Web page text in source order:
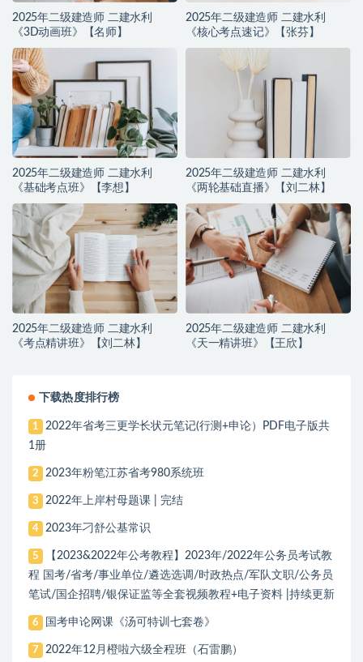
2025年二级建造师 二建水利
《3D动画班》【名师】
2025年二级建造师 二建水利
《核心考点速记》【张芬】
2025年二级建造师 二建水利
《基础考点班》【李想】
2025年二级建造师 二建水利
《两轮基础直播》【刘二林】
2025年二级建造师 二建水利
《考点精讲班》【刘二林】
2025年二级建造师 二建水利
《天一精讲班》【王欣】
下载热度排行榜
1
2022年省考三更学长状元笔记(行测+申论）PDF电子版共
1册
2 2023年粉笔江苏省考980系统班
3 2022年上岸村母题课 | 完结
4 2023年刁舒公基常识
5
【2023&2022年公考教程】2023年/2022年公务员考试教
程 国考/省考/事业单位/遴选选调/时政热点/军队文职/公务员
笔试/国企招聘/银保证监等全套视频教程+电子资料 |持续更新
6 国考申论网课《汤可特训七套卷》
7 2022年12月橙啦六级全程班（石雷鹏）